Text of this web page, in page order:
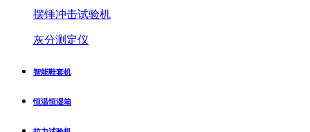
摆锤冲击试验机
灰分测定仪
智能鞋套机
恒温恒湿箱